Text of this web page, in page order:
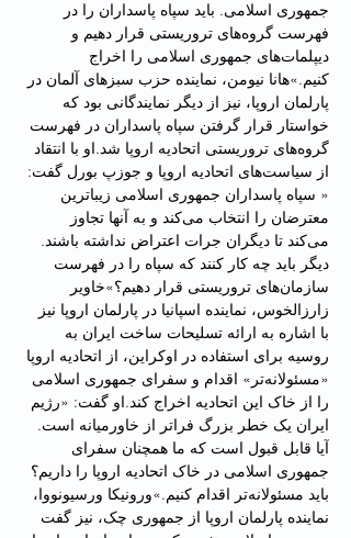
جمهوری اسلامی. باید سپاه پاسداران را در
فهرست گروه‌های تروریستی قرار دهیم و
دیپلمات‌های جمهوری اسلامی را اخراج
کنیم.»هانا نیومن، نماینده حزب سبزهای آلمان در
پارلمان اروپا، نیز از دیگر نمایندگانی بود که
خواستار قرار گرفتن سپاه پاسداران در فهرست
گروه‌های تروریستی اتحادیه اروپا شد.او با انتقاد
از سیاست‌های اتحادیه اروپا و جوزپ بورل گفت:
« سپاه پاسداران جمهوری اسلامی زیباترین
معترضان را انتخاب می‌کند و به آنها تجاوز
می‌کند تا دیگران جرات اعتراض نداشته باشند.
دیگر باید چه کار کنند که سپاه را در فهرست
سازمان‌های تروریستی قرار دهیم؟»خاویر
زارزالخوس، نماینده اسپانیا در پارلمان اروپا نیز
با اشاره به ارائه تسلیحات ساخت ایران به
روسیه برای استفاده در اوکراین، از اتحادیه اروپا
«مسئولانه‌تر» اقدام و سفرای جمهوری اسلامی
را از خاک این اتحادیه اخراج کند.او گفت: «رژیم
ایران یک خطر بزرگ فراتر از خاورمیانه است.
آیا قابل قبول است که ما همچنان سفرای
جمهوری اسلامی در خاک اتحادیه اروپا را داریم؟
باید مسئولانه‌تر اقدام کنیم.»ورونیکا ورسیونووا،
نماینده پارلمان اروپا از جمهوری چک، نیز گفت